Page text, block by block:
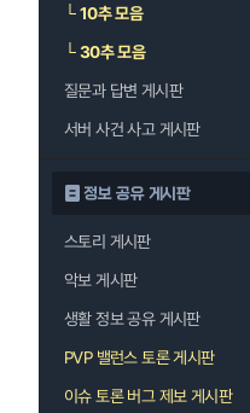
└10추 모음
└30추 모음
질문과 답변 게시판
서버 사건 사고 게시판
정보 공유 게시판
스토리 게시판
악보 게시판
생활 정보 공유 게시판
PVP 밸런스 토론 게시판
이슈 토론 버그 제보 게시판